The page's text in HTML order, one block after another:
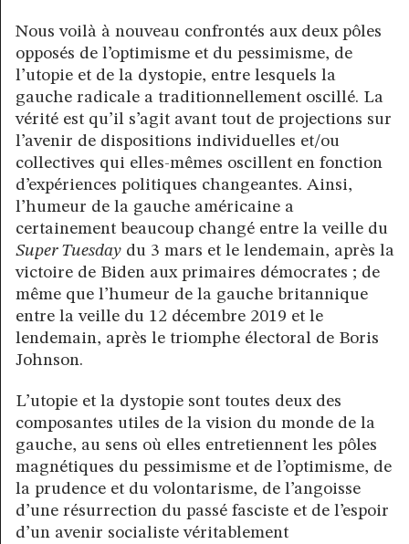
Nous voilà à nouveau confrontés aux deux pôles
opposés de l’optimisme et du pessimisme, de
l’utopie et de la dystopie, entre lesquels la
gauche radicale a traditionnellement oscillé. La
vérité est qu’il s’agit avant tout de projections sur
l’avenir de dispositions individuelles et/ou
collectives qui elles-mêmes oscillent en fonction
d’expériences politiques changeantes. Ainsi,
l’humeur de la gauche américaine a
certainement beaucoup changé entre la veille du
Super Tuesday du 3 mars et le lendemain, après la
victoire de Biden aux primaires démocrates ; de
même que l’humeur de la gauche britannique
entre la veille du 12 décembre 2019 et le
lendemain, après le triomphe électoral de Boris
Johnson.
L’utopie et la dystopie sont toutes deux des
composantes utiles de la vision du monde de la
gauche, au sens où elles entretiennent les pôles
magnétiques du pessimisme et de l’optimisme, de
la prudence et du volontarisme, de l’angoisse
d’une résurrection du passé fasciste et de l’espoir
d’un avenir socialiste véritablement